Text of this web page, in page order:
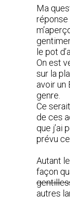
Ma
réponse
le pot
On est
sur la
avoir un
genre.
Ce
de ces
que j’ai
prévu
Autant
façon
autres